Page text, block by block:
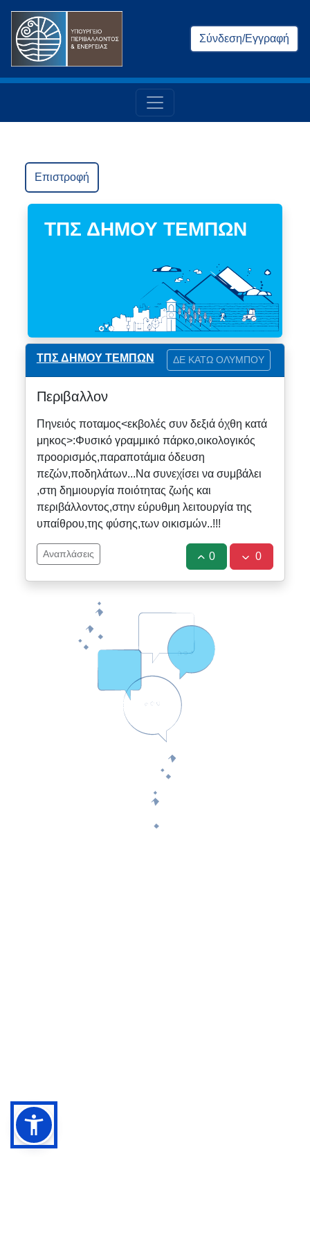
Σύνδεση/Εγγραφή
Επιστροφή
ΤΠΣ ΔΗΜΟΥ ΤΕΜΠΩΝ
ΤΠΣ ΔΗΜΟΥ ΤΕΜΠΩΝ ΔΕ ΚΑΤΩ ΟΛΥΜΠΟΥ
Περιβαλλον
Πηνειός ποταμος<εκβολές συν δεξιά όχθη κατά
μηκος>:Φυσικό γραμμικό πάρκο,οικολογικός
προορισμός,παραποτάμια όδευση
πεζών,ποδηλάτων...Να συνεχίσει να συμβάλει
,στη δημιουργία ποιότητας ζωής και
περιβάλλοντος,στην εύρυθμη λειτουργία της
υπαίθρου,της φύσης,των οικισμών..!!!
Αναπλάσεις 0 0